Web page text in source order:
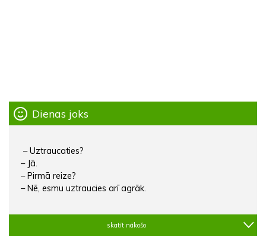
Dienas joks
– Uztraucaties?
– Jā.
– Pirmā reize?
– Nē, esmu uztraucies arī agrāk.
skatīt nākošo